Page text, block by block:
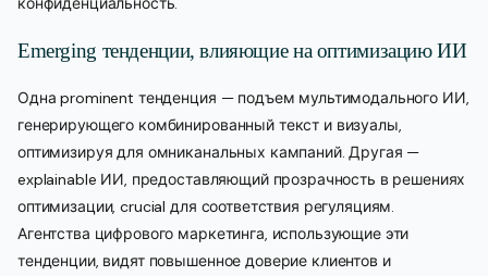
Emerging тенденции, влияющие на оптимизацию ИИ
Одна prominent тенденция — подъем мультимодального ИИ,
генерирующего комбинированный текст и визуалы,
оптимизируя для омниканальных кампаний. Другая —
explainable ИИ, предоставляющий прозрачность в решениях
оптимизации, crucial для соответствия регуляциям.
Агентства цифрового маркетинга, использующие эти
тенденции, видят повышенное доверие клиентов и